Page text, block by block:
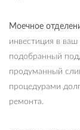
Моечное
инвестиция в
подобранный
продуманный
процедурами
ремонта.